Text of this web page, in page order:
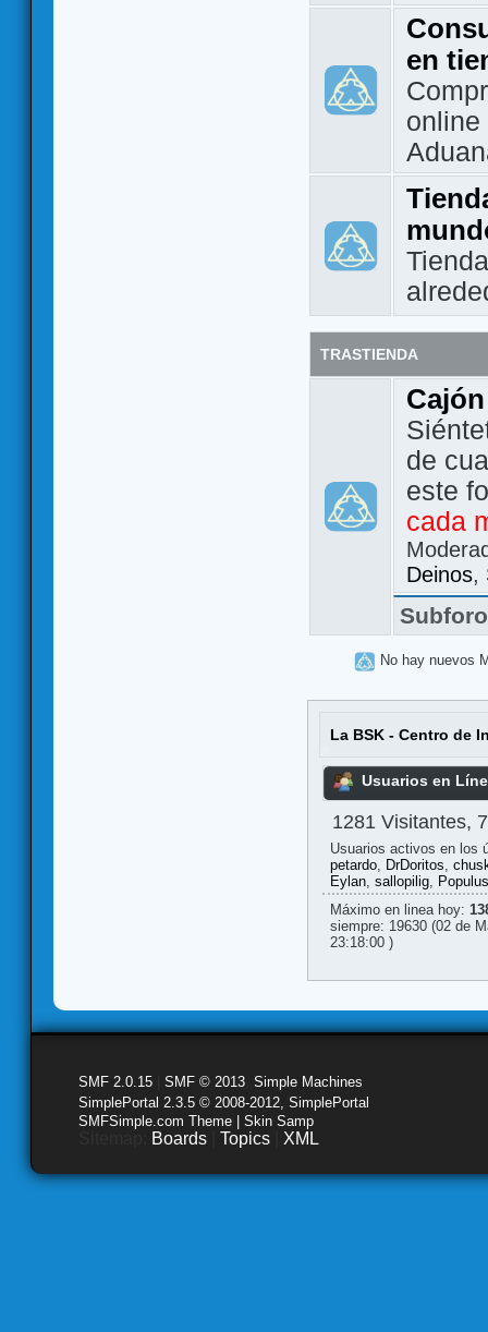
en
TRASTIENDA
de
este
cada
Deinos,
No hay nuevos
La BSK - Centro de
Usuarios en
1281 Visitantes,
Usuarios activos en los
petardo, DrDoritos,
Eylan, sallopilig, Populus
Máximo en linea hoy:
siempre: 19630 (02 de
23:18:00 )
SMF 2.0.15 SMF © 2013 Simple Machines
SimplePortal 2.3.5 © 2008-2012, SimplePortal
SMFSimple.com Theme | Skin Samp
Boards Topics XML